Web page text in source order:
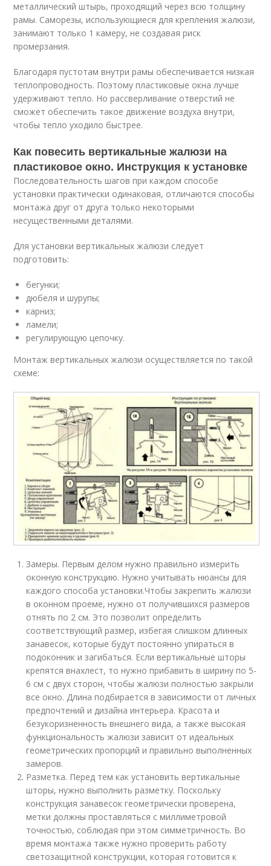
металлический штырь, проходящий через всю толщину
рамы. Саморезы, использующиеся для крепления жалюзи,
занимают только 1 камеру, не создавая риск
промерзания.
Благодаря пустотам внутри рамы обеспечивается низкая
теплопроводность. Поэтому пластиковые окна лучше
удерживают тепло. Но рассверливание отверстий не
сможет обеспечить такое движение воздуха внутри,
чтобы тепло уходило быстрее.
Как повесить вертикальные жалюзи на
пластиковое окно. Инструкция к установке
Последовательность шагов при каждом способе
установки практически одинаковая, отличаются способы
монтажа друг от друга только некоторыми
несущественными деталями.
Для установки вертикальных жалюзи следует
подготовить:
бегунки;
дюбеля и шурупы;
карниз;
ламели;
регулирующую цепочку.
Монтаж вертикальных жалюзи осуществляется по такой
схеме:
Замеры. Первым делом нужно правильно измерить
оконную конструкцию. Нужно учитывать нюансы для
каждого способа установки.Чтобы закрепить жалюзи
в оконном проеме, нужно от получившихся размеров
отнять по 2 см. Это позволит определить
соответствующий размер, избегая слишком длинных
занавесок, которые будут постоянно упираться в
подоконник и загибаться. Если вертикальные шторы
крепятся внахлест, то нужно прибавить в ширину по 5-
6 см с двух сторон, чтобы жалюзи полностью закрыли
все окно. Длина подбирается в зависимости от личных
предпочтений и дизайна интерьера. Красота и
безукоризненность внешнего вида, а также высокая
функциональность жалюзи зависит от идеальных
геометрических пропорций и правильно выполненных
замеров.
Разметка. Перед тем как установить вертикальные
шторы, нужно выполнить разметку. Поскольку
конструкция занавесок геометрически проверена,
метки должны проставляться с миллиметровой
точностью, соблюдая при этом симметричность. Во
время монтажа также нужно проверить работу
светозащитной конструкции, которая готовится к